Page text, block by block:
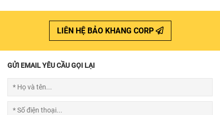
LIÊN HỆ BẢO KHANG CORP
GỬI EMAIL YÊU CẦU GỌI LẠI